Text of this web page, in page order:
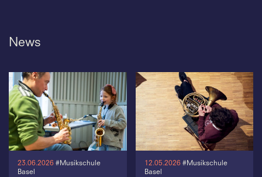
News
23.06.2026 #Musikschule
Basel
12.05.2026 #Musikschule
Basel